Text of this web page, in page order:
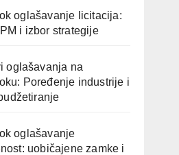
oglašavanje licitacija:
i izbor strategije
oglašavanja na
Poređenje industrije i
oglašavanje
uobičajene zamke i